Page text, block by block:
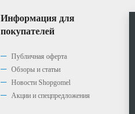
Информация для
покупателей
Публичная оферта
Обзоры и статьи
Новости Shopgomel
Акции и спецпредложения